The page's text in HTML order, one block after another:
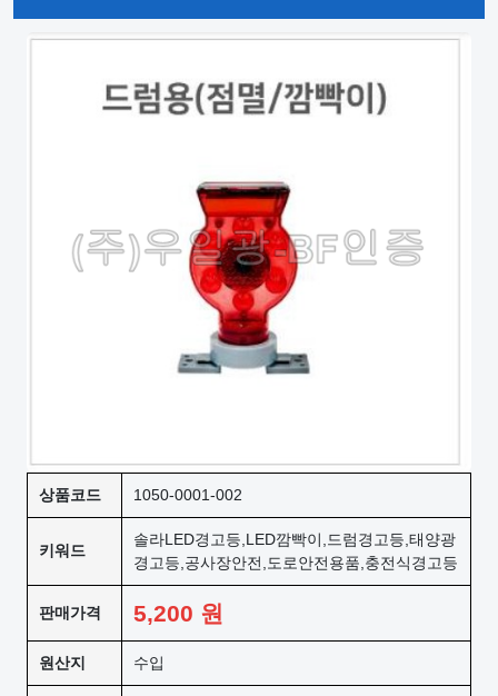
상품코드 1050-0001-002
키워드
솔라LED경고등,LED깜빡이,드럼경고등,태양광
경고등,공사장안전,도로안전용품,충전식경고등
판매가격 5,200 원
원산지 수입